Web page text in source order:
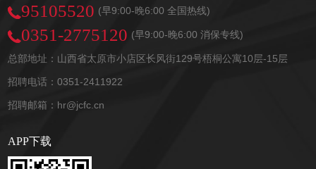
95105520 (早9:00-晚6:00 全国热线)
0351-2775120 (早9:00-晚6:00 消保专线)
总部地址：山西省太原市小店区长风街129号梧桐公寓10层-15层
招聘电话：0351-2411922
招聘邮箱：hr@jcfc.cn
APP下载